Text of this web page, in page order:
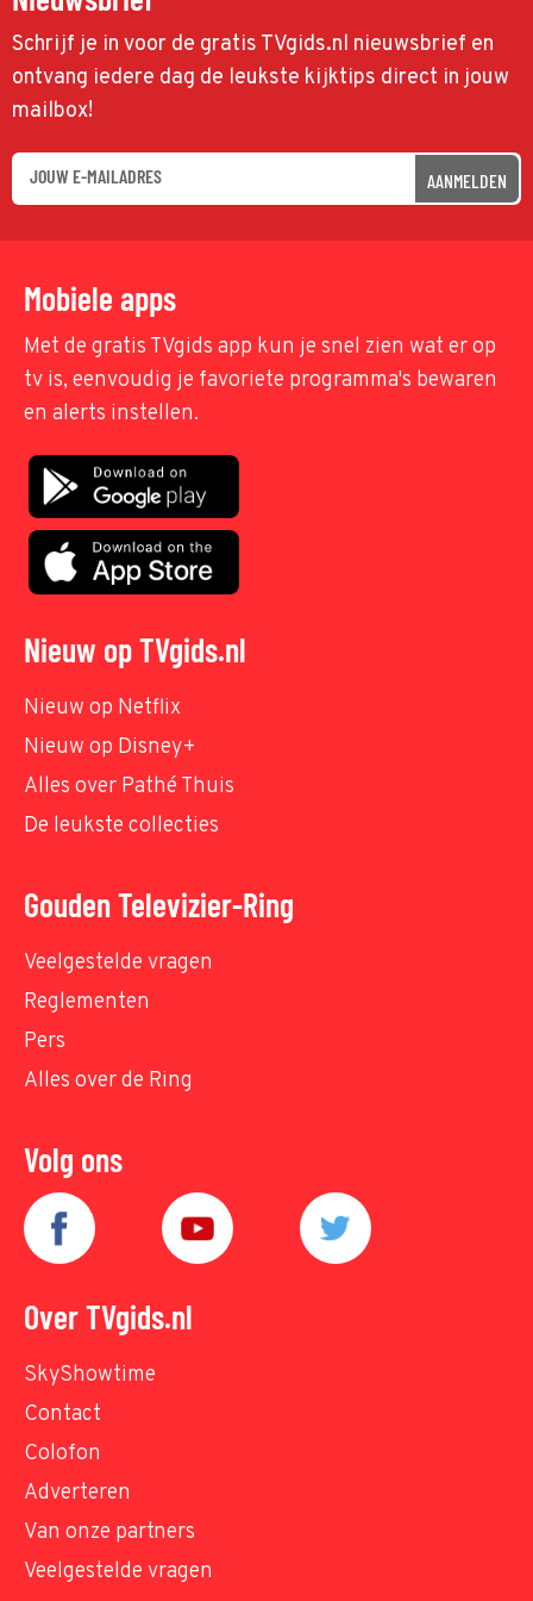
Schrijf je in voor de gratis TVgids.nl nieuwsbrief en
ontvang iedere dag de leukste kijktips direct in jouw
mailbox!
AANMELDEN
Mobiele apps
Met de gratis TVgids app kun je snel zien wat er op
tv is, eenvoudig je favoriete programma's bewaren
en alerts instellen.
Nieuw op TVgids.nl
Nieuw op Netflix
Nieuw op Disney+
Alles over Pathé Thuis
De leukste collecties
Gouden Televizier-Ring
Veelgestelde vragen
Reglementen
Pers
Alles over de Ring
Volg ons
Over TVgids.nl
SkyShowtime
Contact
Colofon
Adverteren
Van onze partners
Veelgestelde vragen